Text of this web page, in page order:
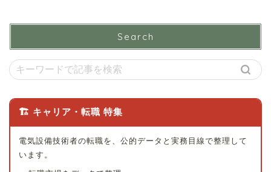
Search
🏗 キャリア・転職 特集
電気設備技術者の転職を、公的データと実務目線で整理して
います。